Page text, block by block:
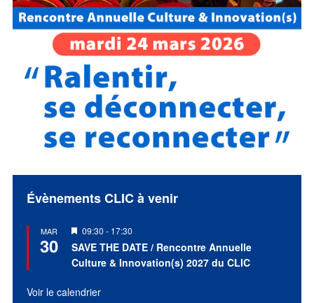
Évènements CLIC à venir
MAR
30
Mis
en
avant
09:30 - 17:30
SAVE THE DATE / Rencontre Annuelle
Culture & Innovation(s) 2027 du CLIC
Voir le calendrier